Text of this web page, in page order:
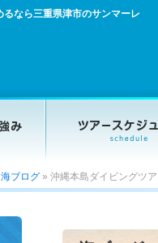
なら三重県津市のサンマーレ
海ブログ » 沖縄本島ダイビングツ